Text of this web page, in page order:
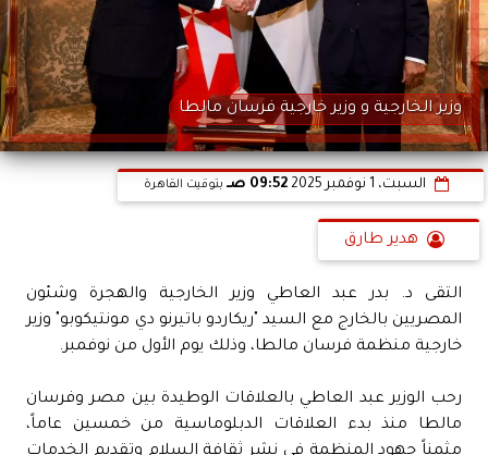
وزير الخارجية و وزير خارجية فرسان مالطا
السبت، 1 نوفمبر 2025 09:52 صـ بتوقيت القاهرة
هدير طارق
التقى د. بدر عبد العاطي وزير الخارجية والهجرة وشئون
المصريين بالخارج مع السيد "ريكاردو باتيرنو دي مونتيكوبو" وزير
خارجية منظمة فرسان مالطا، وذلك يوم الأول من نوفمبر.
رحب الوزير عبد العاطي بالعلاقات الوطيدة بين مصر وفرسان
مالطا منذ بدء العلاقات الدبلوماسية من خمسين عاماً،